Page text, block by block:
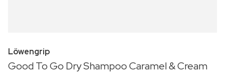
Löwengrip
Good To Go Dry Shampoo Caramel & Cream